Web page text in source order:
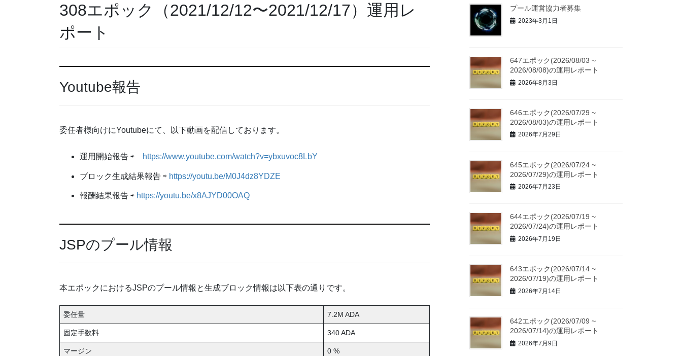
308エポック（2021/12/12〜2021/12/17）運用レ
ポート
Youtube報告
委任者様向けにYoutubeにて、以下動画を配信しております。
運用開始報告 ⇨ https://www.youtube.com/watch?v=ybxuvoc8LbY
ブロック生成結果報告 ⇨ https://youtu.be/M0J4dz8YDZE
報酬結果報告 ⇨ https://youtu.be/x8AJYD00OAQ
JSPのプール情報
本エポックにおけるJSPのプール情報と生成ブロック情報は以下表の通りです。
委任量 7.2M ADA
固定手数料 340 ADA
マージン 0 %
プール運営協力者募集
2023年3月1日
647エポック(2026/08/03 ~
2026/08/08)の運用レポート
2026年8月3日
646エポック(2026/07/29 ~
2026/08/03)の運用レポート
2026年7月29日
645エポック(2026/07/24 ~
2026/07/29)の運用レポート
2026年7月23日
644エポック(2026/07/19 ~
2026/07/24)の運用レポート
2026年7月19日
643エポック(2026/07/14 ~
2026/07/19)の運用レポート
2026年7月14日
642エポック(2026/07/09 ~
2026/07/14)の運用レポート
2026年7月9日